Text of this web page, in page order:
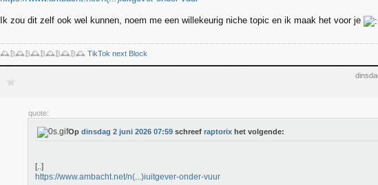
Ik zou dit zelf ook wel kunnen, noem me een willekeurig niche topic en ik maak het voor je
🕰️₿🕰️₿🕰️₿🕰️₿🕰️₿🕰️ TikTok next Block
quote:
Op dinsdag 2 juni 2026 07:59 schreef raptorix het volgende:
[..]
https://www.ambacht.net/n(...)iuitgever-onder-vuur